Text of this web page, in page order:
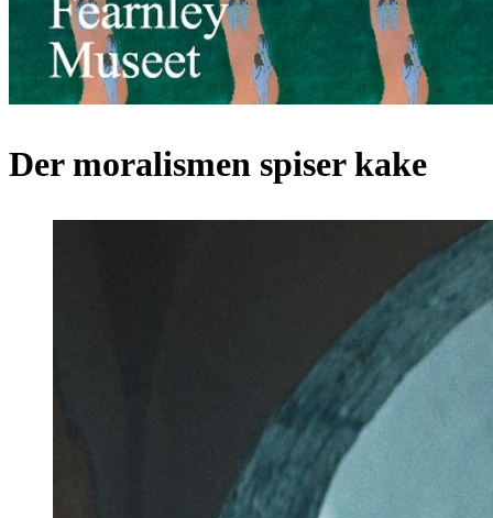
Der moralismen spiser kake